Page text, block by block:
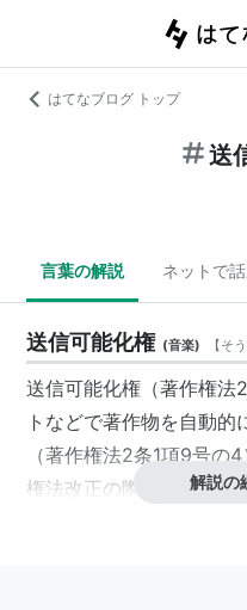
はてなブログ トップ
送
言葉の解説 ネットで
送信可能化権 (音楽) 【そ
送信可能化権（著作権法
トなどで著作物を自動的
（著作権法2条1項9号の
権法改正の際に導入され
解説の